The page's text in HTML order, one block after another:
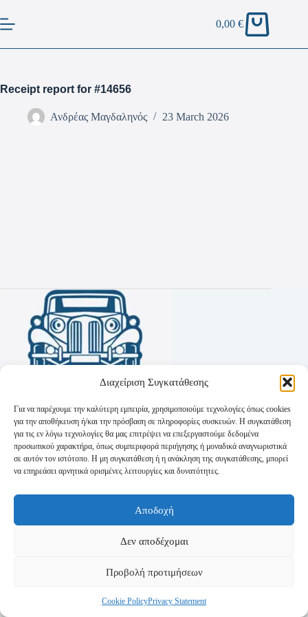
Διαχείριση Συγκατάθεσης
Για να παρέχουμε την καλύτερη εμπειρία, χρησιμοποιούμε τεχνολογίες όπως cookies
για την αποθήκευση ή/και την πρόσβαση σε πληροφορίες συσκευών. Η συγκατάθεση
για τις εν λόγω τεχνολογίες θα μας επιτρέψει να επεξεργαστούμε δεδομένα
προσωπικού χαρακτήρα, όπως συμπεριφορά περιήγησης ή μοναδικά αναγνωριστικά
σε αυτόν τον ιστότοπο. Η μη συγκατάθεση ή η ανάκληση της συγκατάθεσης, μπορεί
να επηρεάσει αρνητικά ορισμένες λειτουργίες και δυνατότητες.
Αποδοχή
Δεν αποδέχομαι
Προβολή προτιμήσεων
Cookie PolicyPrivacy Statement
0,00€
Receipt report for #14656
Ανδρέας Μαγδαληνός 23 March 2026
Πολιτική Απορρήτου
Τρόποι Αποστολής
Τρόποι Πληρωμής